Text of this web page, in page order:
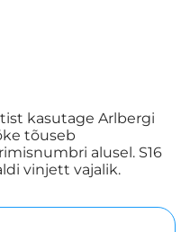
kasutage Arlbergi
tõuseb
alusel. S16
vinjett vajalik.